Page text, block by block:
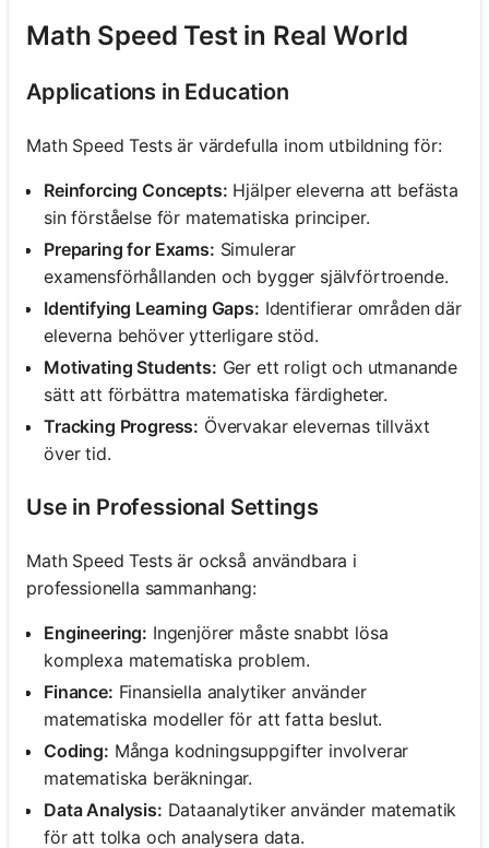
Math Speed Test in Real World
Applications in Education
Math Speed Tests är värdefulla inom utbildning för:
Reinforcing Concepts: Hjälper eleverna att befästa
sin förståelse för matematiska principer.
Preparing for Exams: Simulerar
examensförhållanden och bygger självförtroende.
Identifying Learning Gaps: Identifierar områden där
eleverna behöver ytterligare stöd.
Motivating Students: Ger ett roligt och utmanande
sätt att förbättra matematiska färdigheter.
Tracking Progress: Övervakar elevernas tillväxt
över tid.
Use in Professional Settings
Math Speed Tests är också användbara i
professionella sammanhang:
Engineering: Ingenjörer måste snabbt lösa
komplexa matematiska problem.
Finance: Finansiella analytiker använder
matematiska modeller för att fatta beslut.
Coding: Många kodningsuppgifter involverar
matematiska beräkningar.
Data Analysis: Dataanalytiker använder matematik
för att tolka och analysera data.